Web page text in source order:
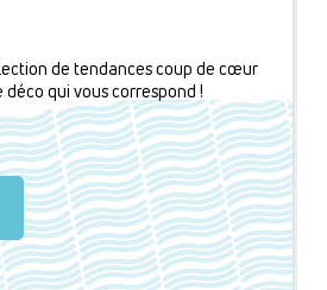
de tendances coup de cœur
qui vous correspond !